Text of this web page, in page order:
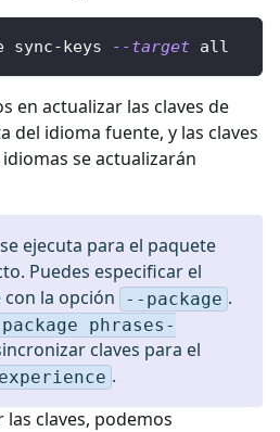
keys --target all
en actualizar las claves de
del idioma fuente, y las claves
se actualizarán
ejecuta para el paquete
Puedes especificar el
la opción
--package .
phrases-
claves para el
.
claves, podemos